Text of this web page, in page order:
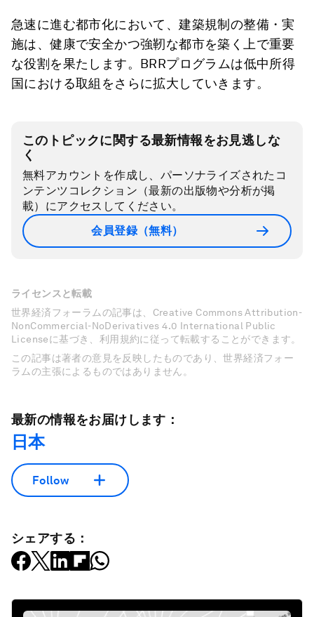
急速に進む都市化において、建築規制の整備・実
施は、健康で安全かつ強靭な都市を築く上で重要
な役割を果たします。BRRプログラムは低中所得
国における取組をさらに拡大していきます。
このトピックに関する最新情報をお見逃しな
く
無料アカウントを作成し、パーソナライズされたコ
ンテンツコレクション（最新の出版物や分析が掲
載）にアクセスしてください。
会員登録（無料）
ライセンスと転載
世界経済フォーラムの記事は、Creative Commons Attribution-
NonCommercial-NoDerivatives 4.0 International Public
Licenseに基づき、利用規約に従って転載することができます。
この記事は著者の意見を反映したものであり、世界経済フォー
ラムの主張によるものではありません。
最新の情報をお届けします：
日本
Follow
シェアする：